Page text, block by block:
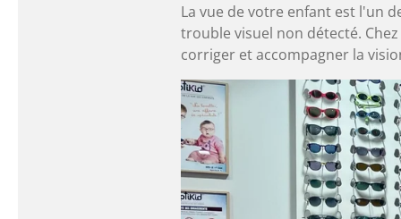
La vue de votre enfant est l'un
trouble visuel non détecté.
corriger et accompagner la